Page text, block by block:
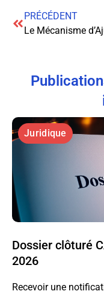
PRÉCÉDENT
Juridique
Dossier clôturé
2026
Recevoir une